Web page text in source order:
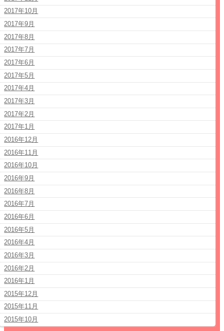
2017年10月
2017年9月
2017年8月
2017年7月
2017年6月
2017年5月
2017年4月
2017年3月
2017年2月
2017年1月
2016年12月
2016年11月
2016年10月
2016年9月
2016年8月
2016年7月
2016年6月
2016年5月
2016年4月
2016年3月
2016年2月
2016年1月
2015年12月
2015年11月
2015年10月